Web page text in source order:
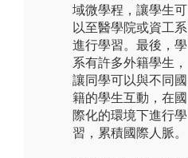
域微學程，讓學生可
以至醫學院或資工系
進行學習。最後，學
系有許多外籍學生，
讓同學可以與不同國
籍的學生互動，在國
際化的環境下進行學
習，累積國際人脈。